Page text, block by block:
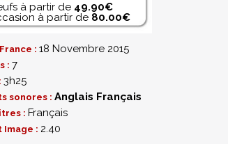
à partir de 49.90€
à partir de 80.00€
: 18 Novembre 2015
: 7
3h25
sonores : Anglais Français
: Français
Image : 2.40